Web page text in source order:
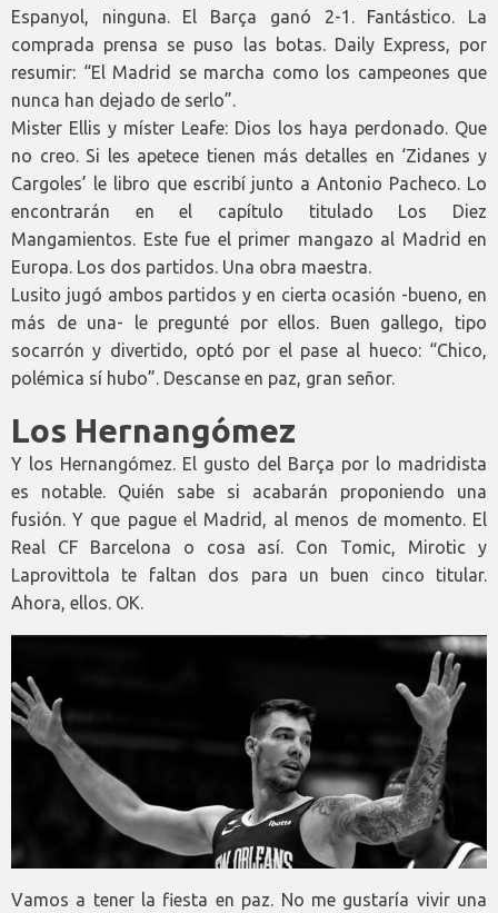
Espanyol, ninguna. El Barça ganó 2-1. Fantástico. La
comprada prensa se puso las botas. Daily Express, por
resumir: “El Madrid se marcha como los campeones que
nunca han dejado de serlo”.
Mister Ellis y míster Leafe: Dios los haya perdonado. Que
no creo. Si les apetece tienen más detalles en ‘Zidanes y
Cargoles’ le libro que escribí junto a Antonio Pacheco. Lo
encontrarán en el capítulo titulado Los Diez
Mangamientos. Este fue el primer mangazo al Madrid en
Europa. Los dos partidos. Una obra maestra.
Lusito jugó ambos partidos y en cierta ocasión -bueno, en
más de una- le pregunté por ellos. Buen gallego, tipo
socarrón y divertido, optó por el pase al hueco: “Chico,
polémica sí hubo”. Descanse en paz, gran señor.
Los Hernangómez
Y los Hernangómez. El gusto del Barça por lo madridista
es notable. Quién sabe si acabarán proponiendo una
fusión. Y que pague el Madrid, al menos de momento. El
Real CF Barcelona o cosa así. Con Tomic, Mirotic y
Laprovittola te faltan dos para un buen cinco titular.
Ahora, ellos. OK.
Vamos a tener la fiesta en paz. No me gustaría vivir una